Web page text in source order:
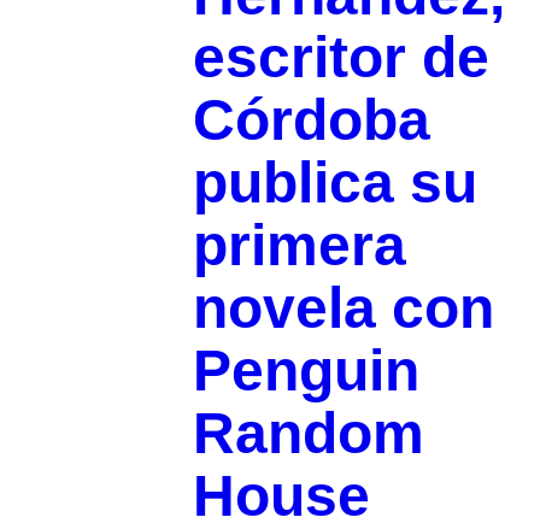
escritor de
Córdoba
publica su
primera
novela con
Penguin
Random
House